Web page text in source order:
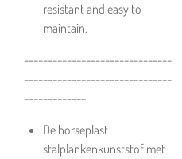
resistant and easy to
maintain.
-------------------------------
-------------------------------
-------------
De horseplast
stalplankenkunststof met